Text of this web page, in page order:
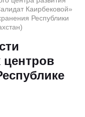
Каирбековой »
Республики